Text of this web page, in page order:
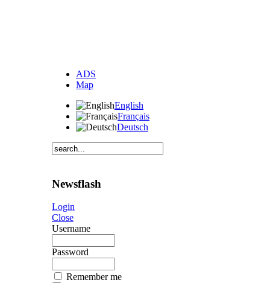
ADS
Map
English
Français
Deutsch
Newsflash
Login
Close
Username
Password
Remember me